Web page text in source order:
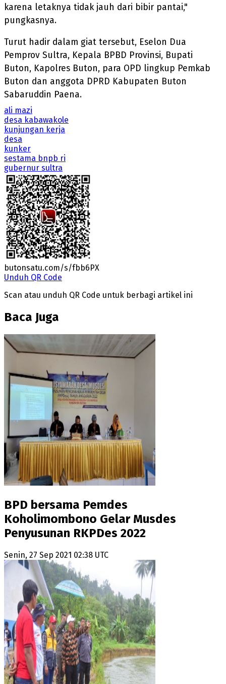
karena letaknya tidak jauh dari bibir pantai,"
pungkasnya.
Turut hadir dalam giat tersebut, Eselon Dua
Pemprov Sultra, Kepala BPBD Provinsi, Bupati
Buton, Kapolres Buton, para OPD lingkup Pemkab
Buton dan anggota DPRD Kabupaten Buton
Sabaruddin Paena.
ali mazi
desa kabawakole
kunjungan kerja
desa
kunker
sestama bnpb ri
gubernur sultra
butonsatu.com/s/fbb6PX
Unduh QR Code
Scan atau unduh QR Code untuk berbagi artikel ini
Baca Juga
BPD bersama Pemdes
Koholimombono Gelar Musdes
Penyusunan RKPDes 2022
Senin, 27 Sep 2021 02:38 UTC